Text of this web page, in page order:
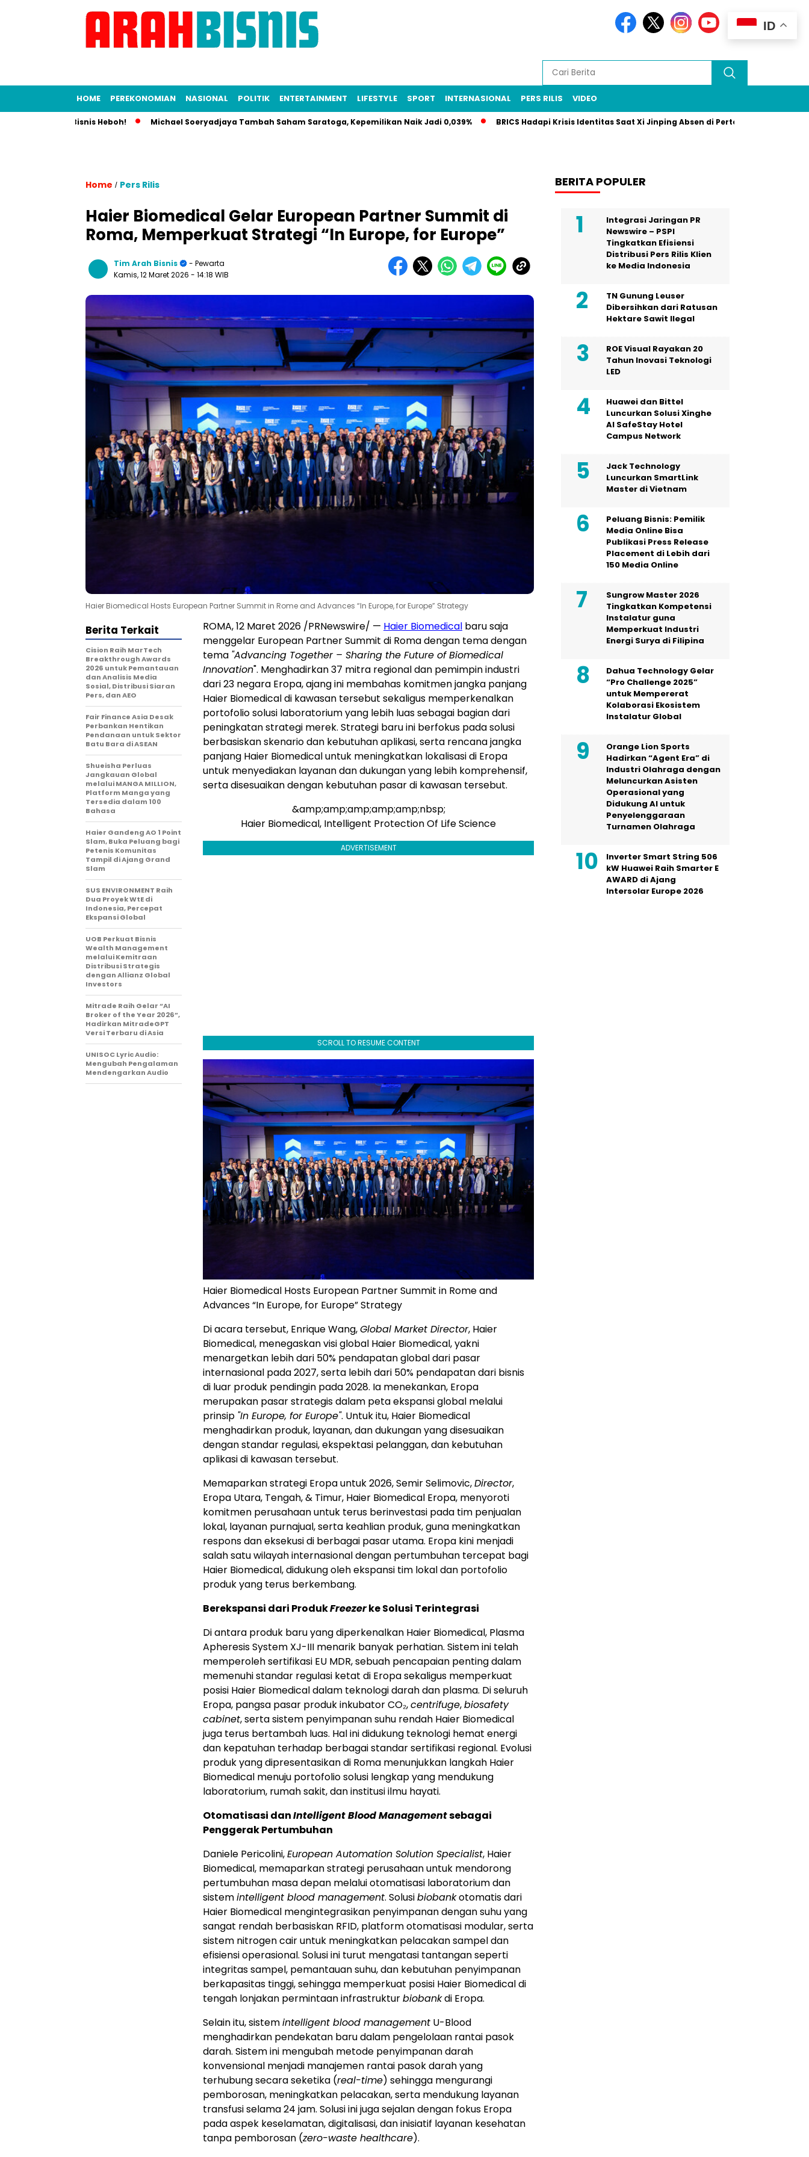
HOME PEREKONOMIAN NASIONAL POLITIK ENTERTAINMENT LIFESTYLE SPORT INTERNASIONAL PERS RILIS VIDEO
Dunia Bisnis Heboh! Michael Soeryadjaya Tambah Saham Saratoga, Kepemilikan Naik Jadi 0,039% BRICS Hadapi Krisis Identitas Saat Xi Jinping Absen di Pertemuan Puncak Rio
Home / Pers Rilis
Haier Biomedical Gelar European Partner Summit di
Roma, Memperkuat Strategi “In Europe, for Europe”
Tim Arah Bisnis
- Pewarta
Kamis, 12 Maret 2026 - 14:18 WIB
Haier Biomedical Hosts European Partner Summit in Rome and Advances “In Europe, for Europe” Strategy
ROMA, 12 Maret 2026 /PRNewswire/ — Haier Biomedical baru saja
menggelar European Partner Summit di Roma dengan tema dengan
tema "Advancing Together – Sharing the Future of Biomedical
Innovation". Menghadirkan 37 mitra regional dan pemimpin industri
dari 23 negara Eropa, ajang ini membahas komitmen jangka panjang
Haier Biomedical di kawasan tersebut sekaligus memperkenalkan
portofolio solusi laboratorium yang lebih luas sebagai bagian dari
peningkatan strategi merek. Strategi baru ini berfokus pada solusi
berbasiskan skenario dan kebutuhan aplikasi, serta rencana jangka
panjang Haier Biomedical untuk meningkatkan lokalisasi di Eropa
untuk menyediakan layanan dan dukungan yang lebih komprehensif,
serta disesuaikan dengan kebutuhan pasar di kawasan tersebut.
&amp;amp;amp;amp;amp;nbsp;
Haier Biomedical, Intelligent Protection Of Life Science
ADVERTISEMENT
SCROLL TO RESUME CONTENT
Haier Biomedical Hosts European Partner Summit in Rome and
Advances “In Europe, for Europe” Strategy
Di acara tersebut, Enrique Wang,Global Market Director, Haier
Biomedical, menegaskan visi global Haier Biomedical, yakni
menargetkan lebih dari 50% pendapatan global dari pasar
internasional pada 2027, serta lebih dari 50% pendapatan dari bisnis
di luar produk pendingin pada 2028. Ia menekankan, Eropa
merupakan pasar strategis dalam peta ekspansi global melalui
prinsip "In Europe, for Europe". Untuk itu, Haier Biomedical
menghadirkan produk, layanan, dan dukungan yang disesuaikan
dengan standar regulasi, ekspektasi pelanggan, dan kebutuhan
aplikasi di kawasan tersebut.
Memaparkan strategi Eropa untuk 2026, Semir Selimovic,Director,
Eropa Utara, Tengah, & Timur, Haier Biomedical Eropa, menyoroti
komitmen perusahaan untuk terus berinvestasi pada tim penjualan
lokal, layanan purnajual, serta keahlian produk, guna meningkatkan
respons dan eksekusi di berbagai pasar utama. Eropa kini menjadi
salah satu wilayah internasional dengan pertumbuhan tercepat bagi
Haier Biomedical, didukung oleh ekspansi tim lokal dan portofolio
produk yang terus berkembang.
Berekspansi dari ProdukFreezerke Solusi Terintegrasi
Di antara produk baru yang diperkenalkan Haier Biomedical, Plasma
Apheresis System XJ-III menarik banyak perhatian. Sistem ini telah
memperoleh sertifikasi EU MDR, sebuah pencapaian penting dalam
memenuhi standar regulasi ketat di Eropa sekaligus memperkuat
posisi Haier Biomedical dalam teknologi darah dan plasma. Di seluruh
Eropa, pangsa pasar produk inkubator CO₂,centrifuge,biosafety
cabinet, serta sistem penyimpanan suhu rendah Haier Biomedical
juga terus bertambah luas. Hal ini didukung teknologi hemat energi
dan kepatuhan terhadap berbagai standar sertifikasi regional. Evolusi
produk yang dipresentasikan di Roma menunjukkan langkah Haier
Biomedical menuju portofolio solusi lengkap yang mendukung
laboratorium, rumah sakit, dan institusi ilmu hayati.
Otomatisasi danIntelligent Blood Managementsebagai
Penggerak Pertumbuhan
Daniele Pericolini,European Automation Solution Specialist, Haier
Biomedical, memaparkan strategi perusahaan untuk mendorong
pertumbuhan masa depan melalui otomatisasi laboratorium dan
sistemintelligent blood management. Solusibiobankotomatis dari
Haier Biomedical mengintegrasikan penyimpanan dengan suhu yang
sangat rendah berbasiskan RFID, platform otomatisasi modular, serta
sistem nitrogen cair untuk meningkatkan pelacakan sampel dan
efisiensi operasional. Solusi ini turut mengatasi tantangan seperti
integritas sampel, pemantauan suhu, dan kebutuhan penyimpanan
berkapasitas tinggi, sehingga memperkuat posisi Haier Biomedical di
tengah lonjakan permintaan infrastrukturbiobankdi Eropa.
Selain itu, sistemintelligent blood management U-Blood
menghadirkan pendekatan baru dalam pengelolaan rantai pasok
darah. Sistem ini mengubah metode penyimpanan darah
konvensional menjadi manajemen rantai pasok darah yang
terhubung secara seketika (real-time) sehingga mengurangi
pemborosan, meningkatkan pelacakan, serta mendukung layanan
transfusi selama 24 jam. Solusi ini juga sejalan dengan fokus Eropa
pada aspek keselamatan, digitalisasi, dan inisiatif layanan kesehatan
tanpa pemborosan (zero-waste healthcare).
Berita Terkait
Cision Raih MarTech
Breakthrough Awards
2026 untuk Pemantauan
dan Analisis Media
Sosial, Distribusi Siaran
Pers, dan AEO
Fair Finance Asia Desak
Perbankan Hentikan
Pendanaan untuk Sektor
Batu Bara di ASEAN
Shueisha Perluas
Jangkauan Global
melalui MANGA MILLION,
Platform Manga yang
Tersedia dalam 100
Bahasa
Haier Gandeng AO 1 Point
Slam, Buka Peluang bagi
Petenis Komunitas
Tampil di Ajang Grand
Slam
SUS ENVIRONMENT Raih
Dua Proyek WtE di
Indonesia, Percepat
Ekspansi Global
UOB Perkuat Bisnis
Wealth Management
melalui Kemitraan
Distribusi Strategis
dengan Allianz Global
Investors
Mitrade Raih Gelar “AI
Broker of the Year 2026”,
Hadirkan MitradeGPT
Versi Terbaru di Asia
UNISOC Lyric Audio:
Mengubah Pengalaman
Mendengarkan Audio
BERITA POPULER
Integrasi Jaringan PR
Newswire – PSPI
Tingkatkan Efisiensi
Distribusi Pers Rilis Klien
ke Media Indonesia
TN Gunung Leuser
Dibersihkan dari Ratusan
Hektare Sawit Ilegal
ROE Visual Rayakan 20
Tahun Inovasi Teknologi
LED
Huawei dan Bittel
Luncurkan Solusi Xinghe
Al SafeStay Hotel
Campus Network
Jack Technology
Luncurkan SmartLink
Master di Vietnam
Peluang Bisnis: Pemilik
Media Online Bisa
Publikasi Press Release
Placement di Lebih dari
150 Media Online
Sungrow Master 2026
Tingkatkan Kompetensi
Instalatur guna
Memperkuat Industri
Energi Surya di Filipina
Dahua Technology Gelar
“Pro Challenge 2025”
untuk Mempererat
Kolaborasi Ekosistem
Instalatur Global
Orange Lion Sports
Hadirkan “Agent Era” di
Industri Olahraga dengan
Meluncurkan Asisten
Operasional yang
Didukung AI untuk
Penyelenggaraan
Turnamen Olahraga
Inverter Smart String 506
kW Huawei Raih Smarter E
AWARD di Ajang
Intersolar Europe 2026
ID